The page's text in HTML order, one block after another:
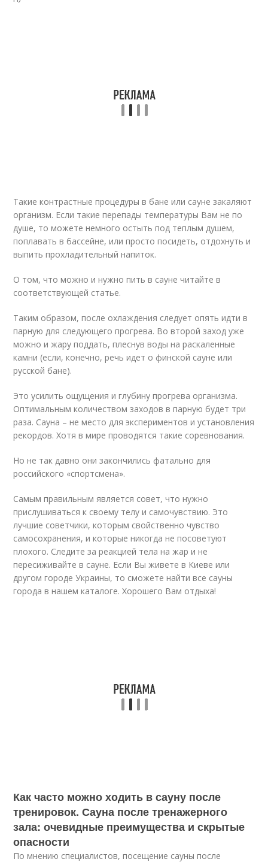
Такие контрастные процедуры в бане или сауне закаляют
организм. Если такие перепады температуры Вам не по
душе, то можете немного остыть под теплым душем,
поплавать в бассейне, или просто посидеть, отдохнуть и
выпить прохладительный напиток.
О том, что можно и нужно пить в сауне читайте в
соответствующей статье.
Таким образом, после охлаждения следует опять идти в
парную для следующего прогрева. Во второй заход уже
можно и жару поддать, плеснув воды на раскаленные
камни (если, конечно, речь идет о финской сауне или
русской бане).
Это усилить ощущения и глубину прогрева организма.
Оптимальным количеством заходов в парную будет три
раза. Сауна – не место для экспериментов и установления
рекордов. Хотя в мире проводятся такие соревнования.
Но не так давно они закончились фатально для
российского «спортсмена».
Самым правильным является совет, что нужно
прислушиваться к своему телу и самочувствию. Это
лучшие советчики, которым свойственно чувство
самосохранения, и которые никогда не посоветуют
плохого. Следите за реакцией тела на жар и не
пересиживайте в сауне. Если Вы живете в Киеве или
другом городе Украины, то сможете найти все сауны
города в нашем каталоге. Хорошего Вам отдыха!
Как часто можно ходить в сауну после
тренировок. Сауна после тренажерного
зала: очевидные преимущества и скрытые
опасности
По мнению специалистов, посещение сауны после